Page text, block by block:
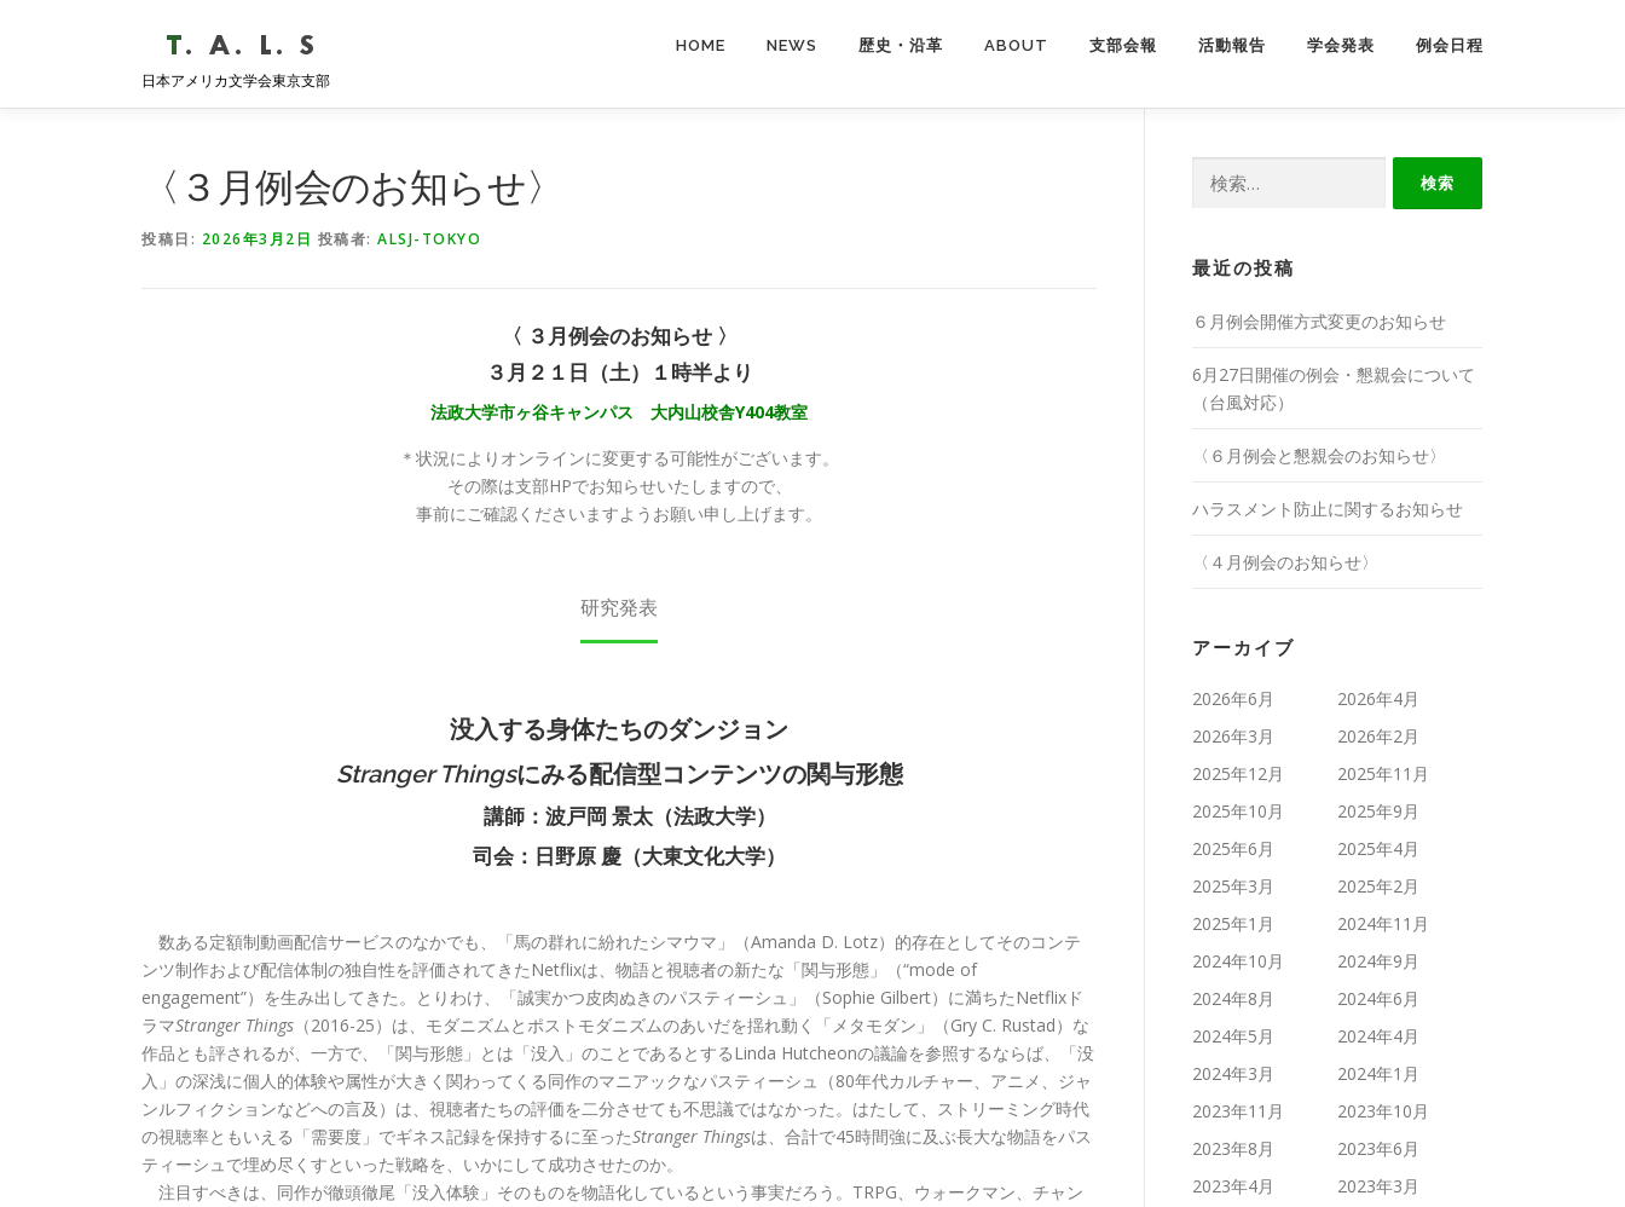
日本アメリカ文学会東京支部
HOME NEWS 歴史・沿革 ABOUT 支部会報 活動報告 学会発表 例会日程
〈３月例会のお知らせ〉
投稿日: 2026年3月2日 投稿者: ALSJ-TOKYO
〈 ３月例会のお知らせ 〉
３月２１日（土）１時半より
法政大学市ヶ谷キャンパス 大内山校舎Y404教室
＊状況によりオンラインに変更する可能性がございます。
その際は支部HPでお知らせいたしますので、
事前にご確認くださいますようお願い申し上げます。
研究発表
没入する身体たちのダンジョン
Stranger Thingsにみる配信型コンテンツの関与形態
講師：波戸岡 景太（法政大学）
司会：日野原 慶（大東文化大学）
数ある定額制動画配信サービスのなかでも、「馬の群れに紛れたシマウマ」（Amanda D. Lotz）的存在としてそのコンテ
ンツ制作および配信体制の独自性を評価されてきたNetflixは、物語と視聴者の新たな「関与形態」（“mode of
engagement”）を生み出してきた。とりわけ、「誠実かつ皮肉ぬきのパスティーシュ」（Sophie Gilbert）に満ちたNetflixド
ラマStranger Things （2016-25）は、モダニズムとポストモダニズムのあいだを揺れ動く「メタモダン」（Gry C. Rustad）な
作品とも評されるが、一方で、「関与形態」とは「没入」のことであるとするLinda Hutcheonの議論を参照するならば、「没
入」の深浅に個人的体験や属性が大きく関わってくる同作のマニアックなパスティーシュ（80年代カルチャー、アニメ、ジャ
ンルフィクションなどへの言及）は、視聴者たちの評価を二分させても不思議ではなかった。はたして、ストリーミング時代
の視聴率ともいえる「需要度」でギネス記録を保持するに至ったStranger Thingsは、合計で45時間強に及ぶ長大な物語をパス
ティーシュで埋め尽くすといった戦略を、いかにして成功させたのか。
注目すべきは、同作が徹頭徹尾「没入体験」そのものを物語化しているという事実だろう。TRPG、ウォークマン、チャン
最近の投稿
６月例会開催方式変更のお知らせ
6月27日開催の例会・懇親会について
（台風対応）
〈６月例会と懇親会のお知らせ〉
ハラスメント防止に関するお知らせ
〈４月例会のお知らせ〉
アーカイブ
2026年6月
2026年4月
2026年3月
2026年2月
2025年12月
2025年11月
2025年10月
2025年9月
2025年6月
2025年4月
2025年3月
2025年2月
2025年1月
2024年11月
2024年10月
2024年9月
2024年8月
2024年6月
2024年5月
2024年4月
2024年3月
2024年1月
2023年11月
2023年10月
2023年8月
2023年6月
2023年4月
2023年3月